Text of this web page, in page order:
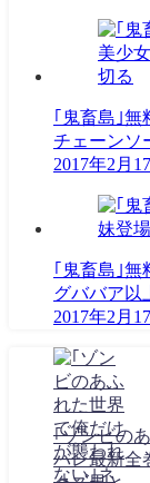
｢鬼畜島｣
チェーンソ
2017年2月
｢鬼畜島｣無
グババア以
2017年2月
｢ゾンビの
バレ最新全